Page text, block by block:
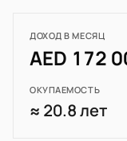
ДОХОД В МЕСЯЦ
AED 172
ОКУПАЕМОСТЬ
≈ 20.8 лет